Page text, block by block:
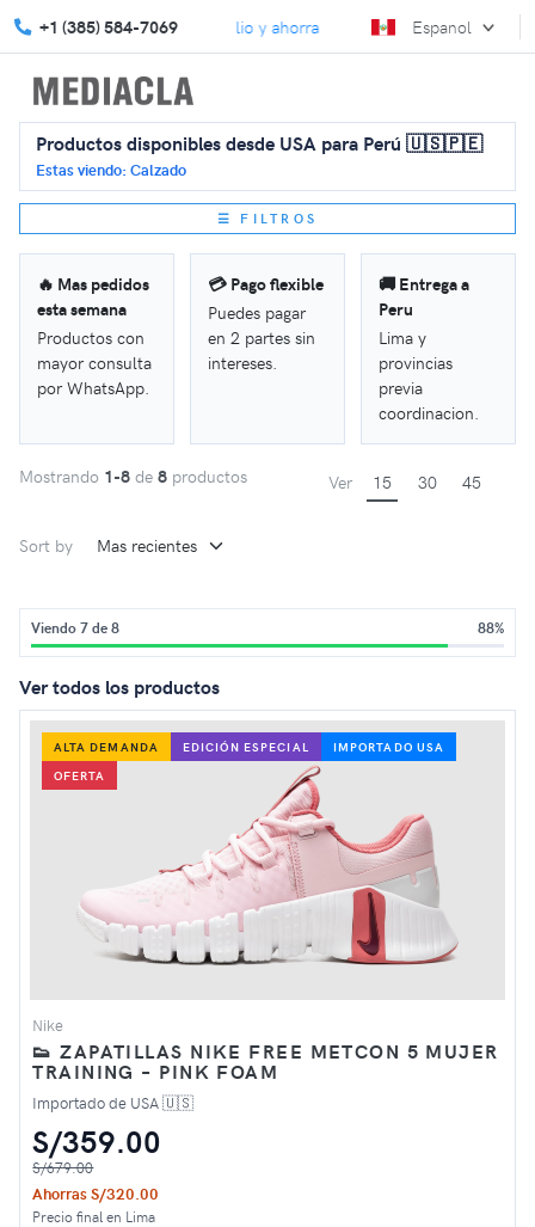
+1 (385) 584-7069
promociones de julio y ahorra más. Conviértete en
Espanol
Productos disponibles desde USA para Perú 🇺🇸🇵🇪
Estas viendo: Calzado
☰ FILTROS
🔥 Mas pedidos
esta semana
Productos con
mayor consulta
por WhatsApp.
💳 Pago flexible
Puedes pagar
en 2 partes sin
intereses.
🚚 Entrega a
Peru
Lima y
provincias
previa
coordinacion.
Mostrando 1-8 de 8 productos Ver 15 30 45
Sort by
Viendo 7 de 8 88%
Ver todos los productos
ALTA DEMANDA EDICIÓN ESPECIAL
IMPORTADO USA
OFERTA
Nike
👟 ZAPATILLAS NIKE FREE METCON 5 MUJER
TRAINING – PINK FOAM
Importado de USA 🇺🇸
S/359.00
S/679.00
Ahorras S/320.00
Precio final en Lima